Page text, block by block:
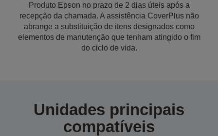
Produto Epson no prazo de 2 dias úteis após a
recepção da chamada. A assistência CoverPlus não
abrange a substituição de itens designados como
elementos de manutenção que tenham atingido o fim
do ciclo de vida.
Unidades principais
compatíveis